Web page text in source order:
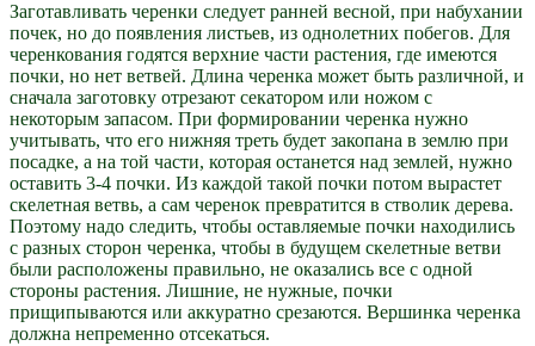
Заготавливать черенки следует ранней весной, при набухании
почек, но до появления листьев, из однолетних побегов. Для
черенкования годятся верхние части растения, где имеются
почки, но нет ветвей. Длина черенка может быть различной, и
сначала заготовку отрезают секатором или ножом с
некоторым запасом. При формировании черенка нужно
учитывать, что его нижняя треть будет закопана в землю при
посадке, а на той части, которая останется над землей, нужно
оставить 3-4 почки. Из каждой такой почки потом вырастет
скелетная ветвь, а сам черенок превратится в стволик дерева.
Поэтому надо следить, чтобы оставляемые почки находились
с разных сторон черенка, чтобы в будущем скелетные ветви
были расположены правильно, не оказались все с одной
стороны растения. Лишние, не нужные, почки
прищипываются или аккуратно срезаются. Вершинка черенка
должна непременно отсекаться.